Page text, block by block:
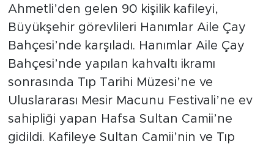
Ahmetli’den gelen 90 kişilik kafileyi,
Büyükşehir görevlileri Hanımlar Aile Çay
Bahçesi’nde karşıladı. Hanımlar Aile Çay
Bahçesi’nde yapılan kahvaltı ikramı
sonrasında Tıp Tarihi Müzesi’ne ve
Uluslararası Mesir Macunu Festivali’ne ev
sahipliği yapan Hafsa Sultan Camii’ne
gidildi. Kafileye Sultan Camii’nin ve Tıp